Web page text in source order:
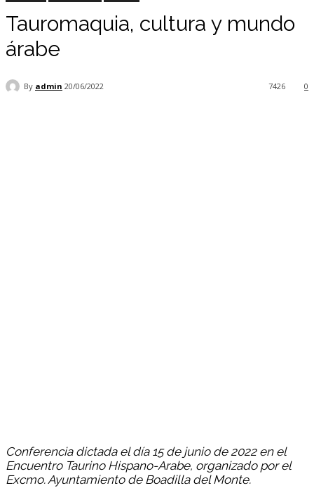
Tauromaquia, cultura y mundo
árabe
By admin 20/06/2022 0
7426
Conferencia dictada el día 15 de junio de 2022 en el
Encuentro Taurino Hispano-Arabe, organizado por el
Excmo. Ayuntamiento de Boadilla del Monte.